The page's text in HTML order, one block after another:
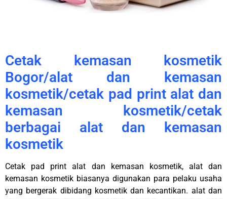
Cetak kemasan kosmetik
Bogor/alat dan kemasan
kosmetik/cetak pad print alat dan
kemasan kosmetik/cetak
berbagai alat dan kemasan
kosmetik
Cetak pad print alat dan kemasan kosmetik, alat dan
kemasan kosmetik biasanya digunakan para pelaku usaha
yang bergerak dibidang kosmetik dan kecantikan. alat dan